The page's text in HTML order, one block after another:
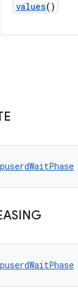
values()